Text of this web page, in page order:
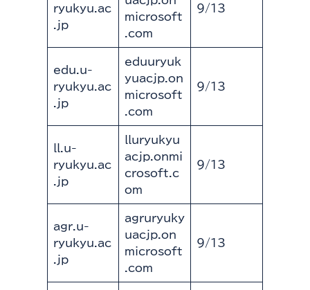
ryukyu.ac
.jp
microsoft
.com
9/13
edu.u-
ryukyu.ac
.jp
eduuryuk
yuacjp.on
microsoft
.com
9/13
ll.u-
ryukyu.ac
.jp
lluryukyu
acjp.onmi
crosoft.c
om
9/13
agr.u-
ryukyu.ac
.jp
agruryuky
uacjp.on
microsoft
.com
9/13